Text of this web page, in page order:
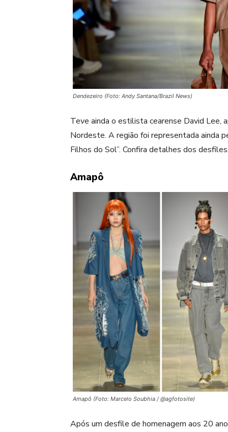
Dendezeiro (Foto: Andy Santana/Brazil News)
Teve ainda o estilista cearense David Lee,
Nordeste. A região foi representada ainda
Filhos do Sol”. Confira detalhes dos
Amapô
Amapô (Foto: Marcelo Soubhia / @agfotosite)
Após um desfile de homenagem aos 20